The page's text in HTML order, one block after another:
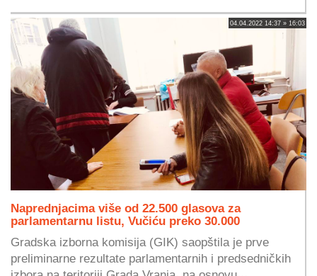
04.04.2022 14:37 » 16:03
Naprednjacima više od 22.500 glasova za
parlamentarnu listu, Vučiću preko 30.000
Gradska izborna komisija (GIK) saopštila je prve
preliminarne rezultate parlamentarnih i predsedničkih